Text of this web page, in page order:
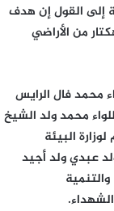
إلى القول إن هدف
لاستعادة 8 ملايين هكتار من الأراضي
محمد فال الرايس
محمد ولد الشيخ
البيئة
عبدي ولد أجيد